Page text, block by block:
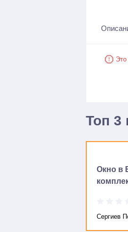
Топ 3
Окно в
Сергиев